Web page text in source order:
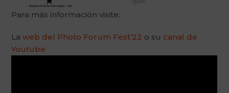
Para más información visite:
Laweb del Photo Forum Fest’22 o su canal de
Youtube